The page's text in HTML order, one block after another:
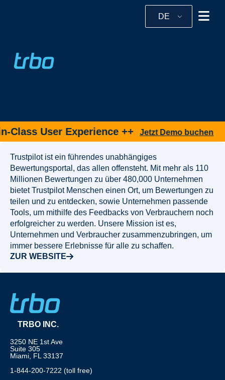
DE
User Experience ++Jetzt Demo buchen
Trustpilot ist ein führendes unabhängiges
Bewertungsportal, das allen offensteht. Mit mehr als 110
Millionen Bewertungen zu über 480,000 Unternehmen
bietet Trustpilot Menschen einen Ort, um Bewertungen zu
teilen und zu entdecken, sowie Unternehmen passende
Tools, um mithilfe des Feedbacks von Verbrauchern noch
erfolgreicher zu werden. Unsere Mission ist es,
Unternehmen und Verbraucher zusammenzubringen, um
immer bessere Erlebnisse für alle zu schaffen.
ZUR WEBSITE
TRBO INC.
3250 NE 1st Ave
Suite 305
Miami, FL 33137
1-844-200-7222 (toll free)